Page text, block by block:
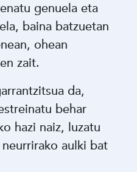
genuela eta
baina batzuetan
ohean
zait.
da,
behar
hazi naiz, luzatu
aulki bat